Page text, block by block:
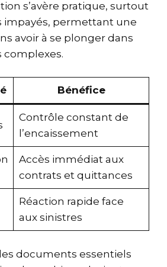
s’avère pratique, surtout
impayés, permettant une
avoir à se plonger dans
Bénéfice
Contrôle constant de
l’encaissement
Accès immédiat aux
contrats et quittances
Réaction rapide face
aux sinistres
documents essentiels